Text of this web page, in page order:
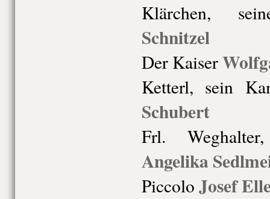
Klärchen,
Schnitzel
Der Kaiser
Ketterl, sein
Schubert
Frl.
Angelika
Piccolo Josef